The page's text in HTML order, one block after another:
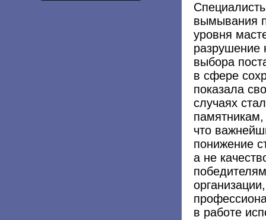
вымывания
уровня
разрушение
выбора
в сфере
показала
случаях
что
понижение
а не
в работе